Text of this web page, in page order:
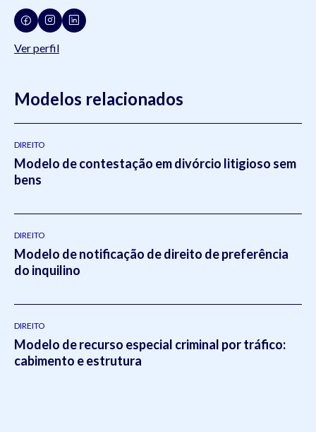
Ver perfil
Modelos relacionados
DIREITO
Modelo de contestação em divórcio litigioso sem
bens
DIREITO
Modelo de notificação de direito de preferência
do inquilino
DIREITO
Modelo de recurso especial criminal por tráfico:
cabimento e estrutura